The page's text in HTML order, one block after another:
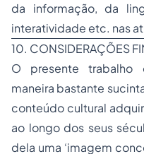
da informação, da
interatividade etc. nas
10. CONSIDERAÇÕES
O presente trabalho
maneira bastante
conteúdo cultural
ao longo dos seus
dela uma ‘imagem